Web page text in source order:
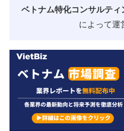
ベトナム特化コンサルテ
によって運